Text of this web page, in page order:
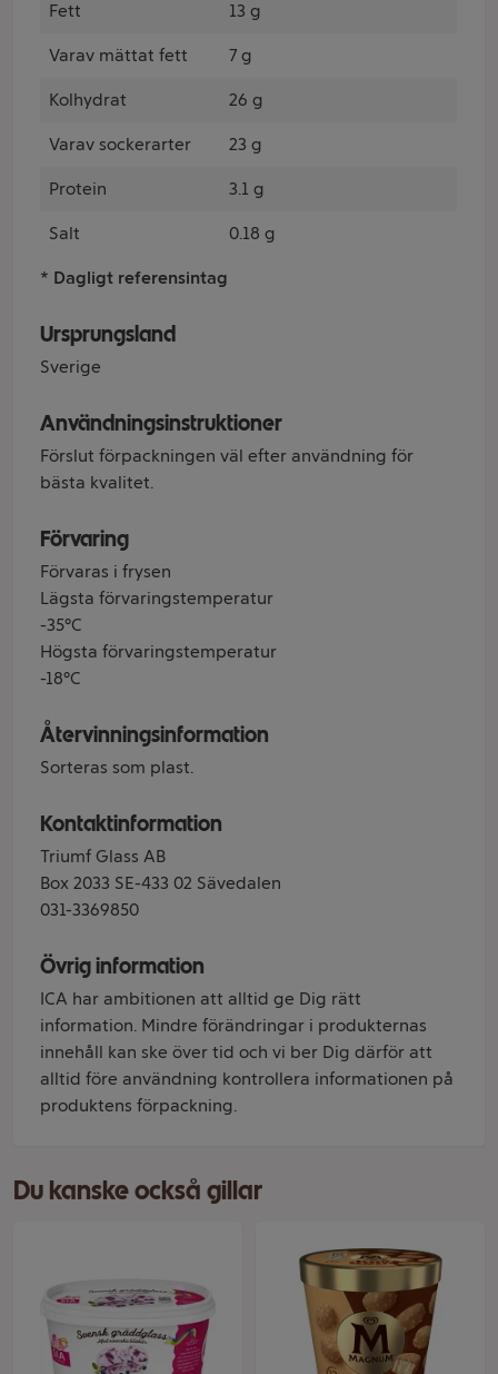
Fett 13 g
Varav mättat fett 7 g
Kolhydrat 26 g
Varav sockerarter 23 g
Protein 3.1 g
Salt 0.18 g
* Dagligt referensintag
Ursprungsland
Sverige
Användningsinstruktioner
Förslut förpackningen väl efter användning för
bästa kvalitet.
Förvaring
Förvaras i frysen
Lägsta förvaringstemperatur
-35°C
Högsta förvaringstemperatur
-18°C
Återvinningsinformation
Sorteras som plast.
Kontaktinformation
Triumf Glass AB
Box 2033 SE-433 02 Sävedalen
031-3369850
Övrig information
ICA har ambitionen att alltid ge Dig rätt
information. Mindre förändringar i produkternas
innehåll kan ske över tid och vi ber Dig därför att
alltid före användning kontrollera informationen på
produktens förpackning.
Du kanske också gillar